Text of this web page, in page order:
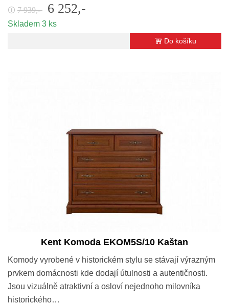
🛈 7 939,- 6 252,-
Skladem 3 ks
Do košíku
Kent Komoda EKOM5S/10 Kaštan
Komody vyrobené v historickém stylu se stávají výrazným
prvkem domácnosti kde dodají útulnosti a autentičnosti.
Jsou vizuálně atraktivní a osloví nejednoho milovníka
historického…